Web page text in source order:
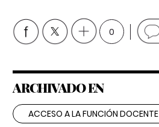
0
ARCHIVADO EN
ACCESO A LA FUNCIÓN DOCENTE